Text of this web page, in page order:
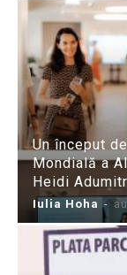
Un început
Mondială a
Heidi
Iulia Hoha -